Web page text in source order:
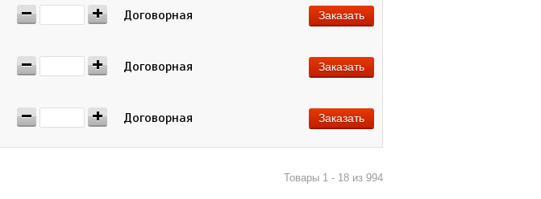
Договорная Заказать
Договорная Заказать
Договорная Заказать
Товары 1 - 18 из 994